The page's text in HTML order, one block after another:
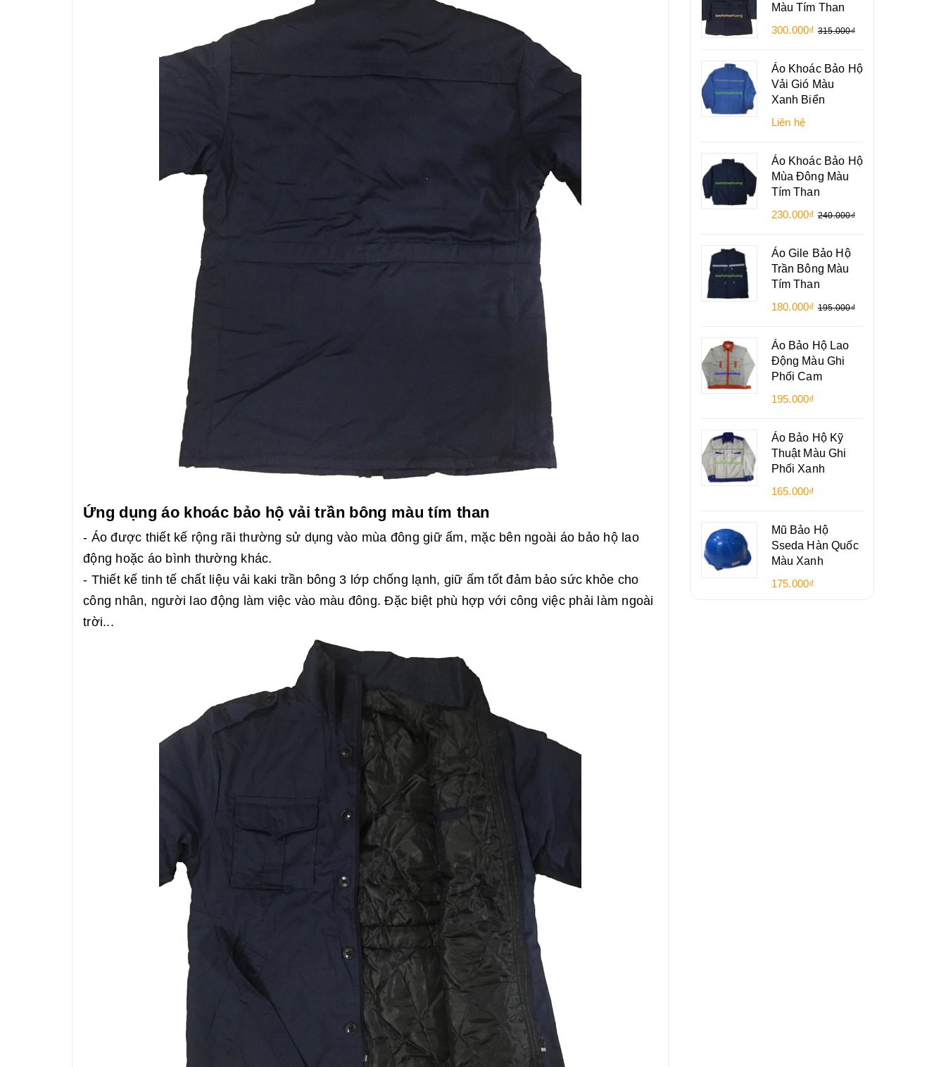
Ứng dụng áo khoác bảo hộ vải trần bông màu tím than
- Áo được thiết kế rộng rãi thường sử dụng vào mùa đông giữ ấm, mặc bên ngoài áo bảo hộ lao
động hoặc áo bình thường khác.
- Thiết kế tinh tế chất liệu vải kaki trần bông 3 lớp chống lạnh, giữ ấm tốt đảm bảo sức khỏe cho
công nhân, người lao động làm việc vào màu đông. Đặc biệt phù hợp với công việc phải làm ngoài
trời...
Màu Tím Than
300.000₫ 315.000₫
Áo Khoác Bảo Hộ
Vải Gió Màu
Xanh Biển
Liên hệ
Áo Khoác Bảo Hộ
Mùa Đông Màu
Tím Than
230.000₫ 240.000₫
Áo Gile Bảo Hộ
Trần Bông Màu
Tím Than
180.000₫ 195.000₫
Áo Bảo Hộ Lao
Động Màu Ghi
Phối Cam
195.000₫
Áo Bảo Hộ Kỹ
Thuật Màu Ghi
Phối Xanh
165.000₫
Mũ Bảo Hộ
Sseda Hàn Quốc
Màu Xanh
175.000₫